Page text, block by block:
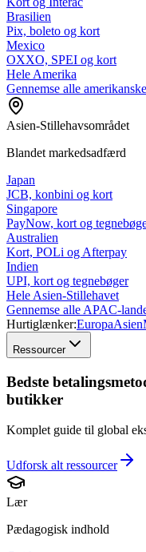
Brasilien
Pix, boleto og kort
Mexico
OXXO, SPEI og kort
Hele Amerika
Gennemse alle
Asien-Stillehavsområdet
Blandet markedsadfærd
Japan
JCB, konbini og kort
Singapore
PayNow, kort og
Australien
Kort, POLi og Afterpay
Indien
UPI, kort og tegnebøger
Hele Asien-Stillehavet
Gennemse alle APAC-
Hurtiglænker:EuropaAsien
Ressourcer
Bedste
butikker
Komplet guide til global
Udforsk alt ressourcer
Lær
Pædagogisk indhold